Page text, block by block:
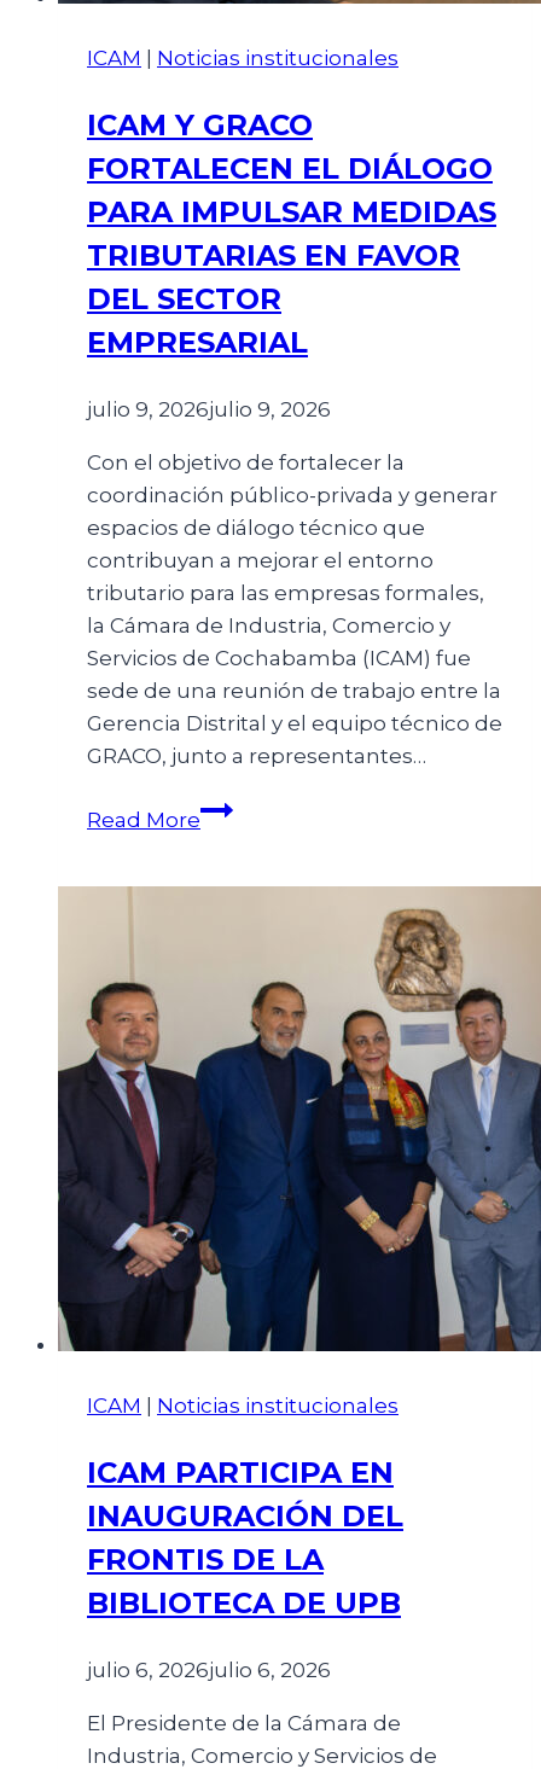
ICAM | Noticias institucionales
ICAM Y GRACO
FORTALECEN EL DIÁLOGO
PARA IMPULSAR MEDIDAS
TRIBUTARIAS EN FAVOR
DEL SECTOR
EMPRESARIAL
julio 9, 2026julio 9, 2026
Con el objetivo de fortalecer la
coordinación público-privada y generar
espacios de diálogo técnico que
contribuyan a mejorar el entorno
tributario para las empresas formales,
la Cámara de Industria, Comercio y
Servicios de Cochabamba (ICAM) fue
sede de una reunión de trabajo entre la
Gerencia Distrital y el equipo técnico de
GRACO, junto a representantes…
Read More
ICAM | Noticias institucionales
ICAM PARTICIPA EN
INAUGURACIÓN DEL
FRONTIS DE LA
BIBLIOTECA DE UPB
julio 6, 2026julio 6, 2026
El Presidente de la Cámara de
Industria, Comercio y Servicios de